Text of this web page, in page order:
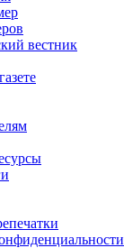
вестник